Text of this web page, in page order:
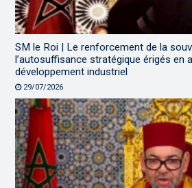
SM le Roi | Le renforcement de la
l’autosuffisance stratégique érigés en
développement industriel
29/07/2026